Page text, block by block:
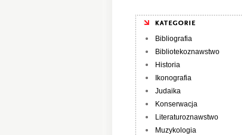
Bibliografia
Bibliotekoznawstwo
Historia
Ikonografia
Judaika
Konserwacja
Literaturoznawstwo
Muzykologia